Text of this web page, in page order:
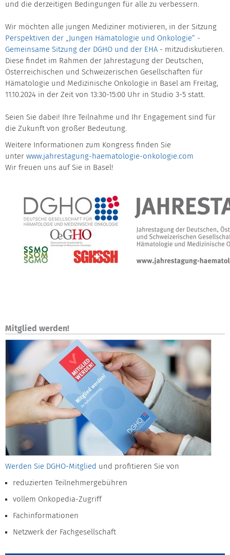
und die derzeitigen Bedingungen für alle zu verbessern.
Wir möchten alle jungen Mediziner motivieren, in der Sitzung
Perspektiven der „Jungen Hämatologie und Onkologie“ -
Gemeinsame Sitzung der DGHO und der EHA - mitzudiskutieren.
Diese findet im Rahmen der Jahrestagung der Deutschen,
Österreichischen und Schweizerischen Gesellschaften für
Hämatologie und Medizinische Onkologie in Basel am Freitag,
11.10.2024 in der Zeit von 13:30-15:00 Uhr in Studio 3-5 statt.
Seien Sie dabei! Ihre Teilnahme und Ihr Engagement sind für
die Zukunft von großer Bedeutung.
Weitere Informationen zum Kongress finden Sie
unter www.jahrestagung-haematologie-onkologie.com
Wir freuen uns auf Sie in Basel!
Mitglied werden!
Werden Sie DGHO-Mitglied und profitieren Sie von
reduzierten Teilnehmergebühren
vollem Onkopedia-Zugriff
Fachinformationen
Netzwerk der Fachgesellschaft